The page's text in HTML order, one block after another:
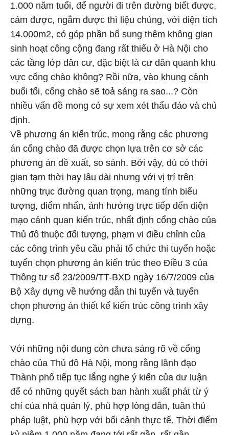
1.000 năm tuổi, để người đi trên đường biết được,
cảm được, ngắm được thì liệu chúng, với diện tích
14.000m2, có góp phần bổ sung thêm không gian
sinh hoạt công cộng đang rất thiếu ở Hà Nội cho
các tầng lớp dân cư, đặc biệt là cư dân quanh khu
vực cổng chào không? Rồi nữa, vào khung cảnh
buổi tối, cổng chào sẽ toả sáng ra sao...? Còn
nhiều vấn đề mong có sự xem xét thấu đáo và chủ
định.
Về phương án kiến trúc, mong rằng các phương
án cổng chào đã được chọn lựa trên cơ sở các
phương án đề xuất, so sánh. Bởi vậy, dù có thời
gian tạm thời hay lâu dài nhưng với vị trí trên
những trục đường quan trọng, mang tính biểu
tượng, điểm nhấn, ảnh hưởng trực tiếp đến diện
mạo cảnh quan kiến trúc, nhất định cổng chào của
Thủ đô thuộc đối tượng, phạm vi điều chỉnh của
các công trình yêu cầu phải tổ chức thi tuyển hoặc
tuyển chọn phương án kiến trúc theo Điều 3 của
Thông tư số 23/2009/TT-BXD ngày 16/7/2009 của
Bộ Xây dựng về hướng dẫn thi tuyển và tuyển
chọn phương án thiết kế kiến trúc công trình xây
dựng.
Với những nội dung còn chưa sáng rõ về cổng
chào của Thủ đô Hà Nội, mong rằng lãnh đạo
Thành phố tiếp tục lắng nghe ý kiến của dư luận
để có những quyết sách ban hành xuất phát từ ý
chí của nhà quản lý, phù hợp lòng dân, tuân thủ
pháp luật, phù hợp với bối cảnh thực tế. Thời điểm